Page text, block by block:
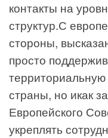
контакты на
структур.С
стороны,
просто
страны, но икак
Европейского
укреплять